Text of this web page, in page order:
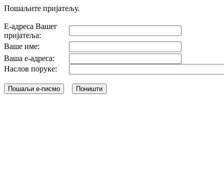
Пошаљите пријатељу.
Е-адреса Вашег
пријатеља:
Ваше име:
Ваша е-адреса:
Наслов поруке: